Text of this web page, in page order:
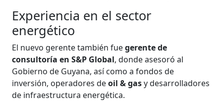
Experiencia en el sector
energético
El nuevo gerente también fuegerente de
consultoría en S&P Global, donde asesoró al
Gobierno de Guyana, así como a fondos de
inversión, operadores deoil & gasy desarrolladores
de infraestructura energética.